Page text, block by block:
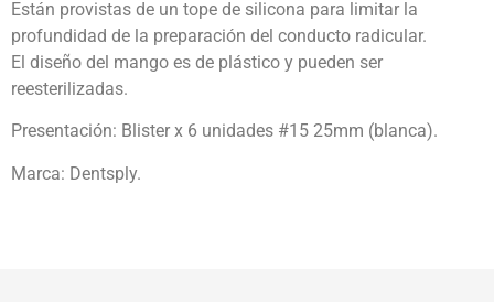
Están provistas de un tope de silicona para limitar la
profundidad de la preparación del conducto radicular.
El diseño del mango es de plástico y pueden ser
reesterilizadas.
Presentación: Blister x 6 unidades #15 25mm (blanca).
Marca: Dentsply.